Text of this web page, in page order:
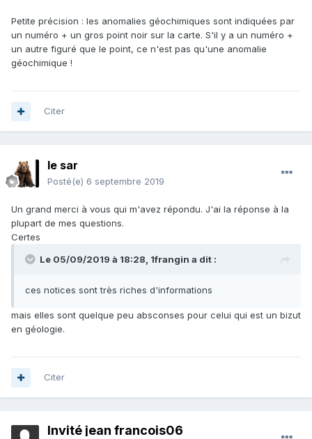
Petite précision : les anomalies géochimiques sont indiquées par
un numéro + un gros point noir sur la carte. S'il y a un numéro +
un autre figuré que le point, ce n'est pas qu'une anomalie
géochimique !
Citer
le sar
Posté(e) 6 septembre 2019
Un grand merci à vous qui m'avez répondu. J'ai la réponse à la
plupart de mes questions.
Certes
Le 05/09/2019 à 18:28, 1frangin a dit :
ces notices sont très riches d'informations
mais elles sont quelque peu absconses pour celui qui est un bizut
en géologie.
Citer
Invité jean francois06